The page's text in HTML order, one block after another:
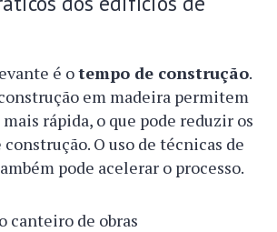
é otempo de construção.
em madeira permitem
rápida, o que pode reduzir os
O uso de técnicas de
pode acelerar o processo.
canteiro de obras